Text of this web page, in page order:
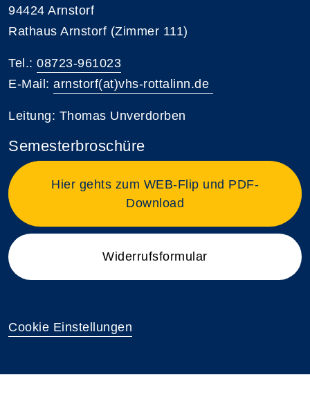
94424 Arnstorf
Rathaus Arnstorf (Zimmer 111)
Tel.: 08723-961023
E-Mail: arnstorf(at)vhs-rottalinn.de
Leitung: Thomas Unverdorben
Semesterbroschüre
Hier gehts zum WEB-Flip und PDF-
Download
Widerrufsformular
Cookie Einstellungen